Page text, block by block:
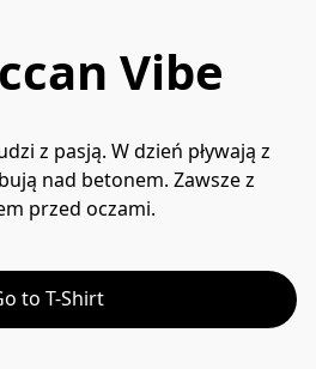
Vibe
z pasją. W dzień pływają z
nad betonem. Zawsze z
przed oczami.
to T-Shirt